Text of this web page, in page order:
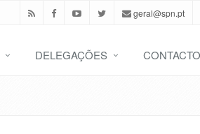
geral@spn.pt
DELEGAÇÕES